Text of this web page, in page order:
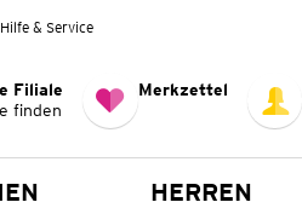
Hilfe & Service
Filiale
finden
Merkzettel
HERREN